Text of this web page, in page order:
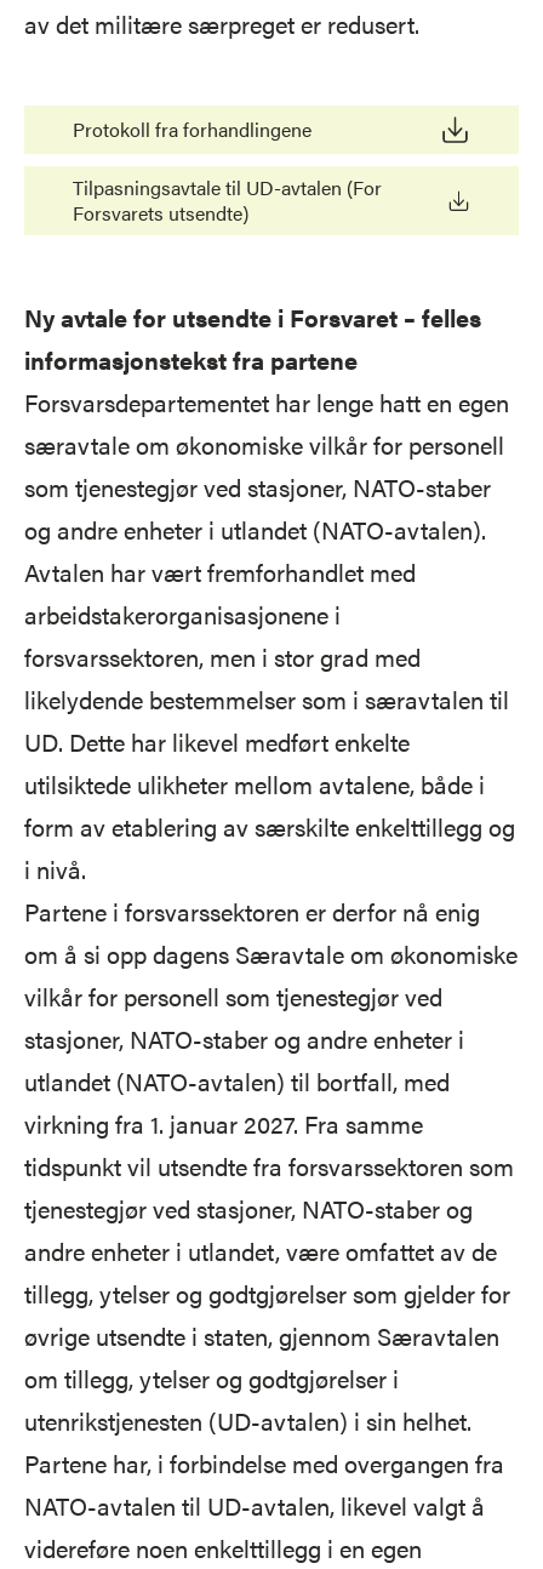
av det militære særpreget er redusert.
Protokoll fra forhandlingene
Tilpasningsavtale til UD-avtalen (For
Forsvarets utsendte)
Ny avtale for utsendte i Forsvaret – felles
informasjonstekst fra partene
Forsvarsdepartementet har lenge hatt en egen
særavtale om økonomiske vilkår for personell
som tjenestegjør ved stasjoner, NATO-staber
og andre enheter i utlandet (NATO-avtalen).
Avtalen har vært fremforhandlet med
arbeidstakerorganisasjonene i
forsvarssektoren, men i stor grad med
likelydende bestemmelser som i særavtalen til
UD. Dette har likevel medført enkelte
utilsiktede ulikheter mellom avtalene, både i
form av etablering av særskilte enkelttillegg og
i nivå.
Partene i forsvarssektoren er derfor nå enig
om å si opp dagens Særavtale om økonomiske
vilkår for personell som tjenestegjør ved
stasjoner, NATO-staber og andre enheter i
utlandet (NATO-avtalen) til bortfall, med
virkning fra 1. januar 2027. Fra samme
tidspunkt vil utsendte fra forsvarssektoren som
tjenestegjør ved stasjoner, NATO-staber og
andre enheter i utlandet, være omfattet av de
tillegg, ytelser og godtgjørelser som gjelder for
øvrige utsendte i staten, gjennom Særavtalen
om tillegg, ytelser og godtgjørelser i
utenrikstjenesten (UD-avtalen) i sin helhet.
Partene har, i forbindelse med overgangen fra
NATO-avtalen til UD-avtalen, likevel valgt å
videreføre noen enkelttillegg i en egen